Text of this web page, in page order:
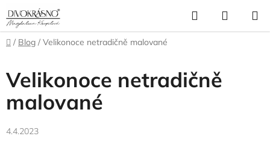
na
obsah
Hledat
KOŠÍK
Domů
/ Blog / Velikonoce netradičně malované
Velikonoce netradičně
malované
4.4.2023